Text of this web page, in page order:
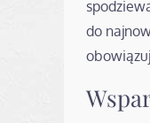
do